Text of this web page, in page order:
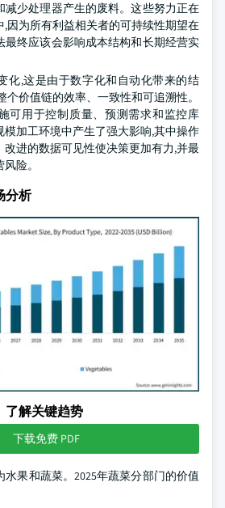
减少处理器产生的废料。这些努力正在
因为所有利益相关者的可持续性期望在
最终应该会影响成本结构和长期经营实
化,这是由于数字化和自动化带来的结
个价值链的效率、一致性和可追溯性。
可用于控制质量、预测需求和监控库
加工环境中产生了强大影响,其中操作
改进的数据可见性使决策更加有力,并最
险。
分析
了解关键趋势
下载免费 PDF
果和蔬菜。2025年蔬菜分部门的价值